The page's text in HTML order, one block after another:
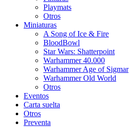
Playmats
Otros
Miniaturas
A Song of Ice & Fire
BloodBowl
Star Wars: Shatterpoint
Warhammer 40.000
Warhammer Age of Sigmar
Warhammer Old World
Otros
Eventos
Carta suelta
Otros
Preventa